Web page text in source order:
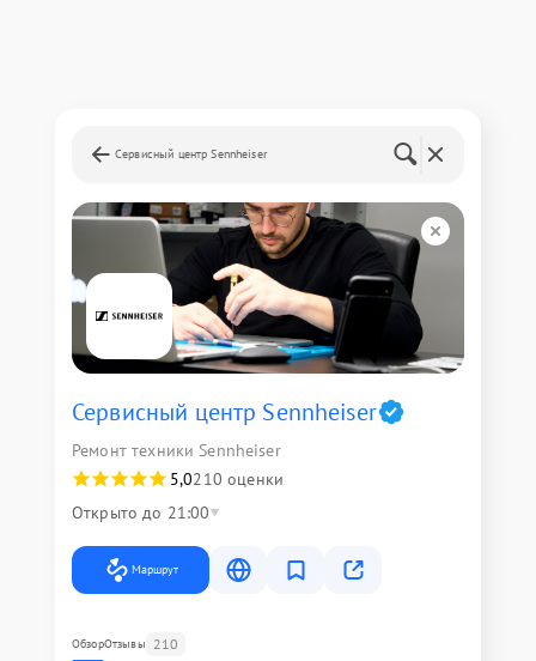
Сервисный центр Sennheiser
Сервисный центр Sennheiser
Ремонт техники Sennheiser
5,0210 оценки
Открыто до 21:00
Маршрут
ОбзорОтзывы 210